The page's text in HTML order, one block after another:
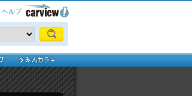
ヘルプ